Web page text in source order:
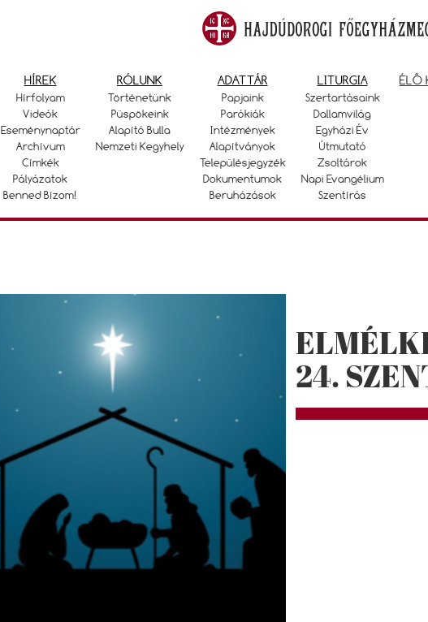
HÍREK
Hírfolyam
Videók
Eseménynaptár
Archívum
Címkék
Pályázatok
Benned Bízom!
RÓLUNK
Történetünk
Püspökeink
Alapító Bulla
Nemzeti Kegyhely
ADATTÁR
Papjaink
Parókiák
Intézmények
Alapítványok
Településjegyzék
Dokumentumok
Beruházások
LITURGIA
Szertartásaink
Dallamvilág
Egyházi Év
Útmutató
Zsoltárok
Napi Evangélium
Szentírás
ÉLŐ
24.